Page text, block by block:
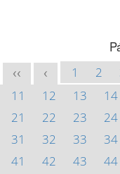
<< < 1 2
11
12 13 14
21
22 23 24
31
32 33 34
41
42 43 44